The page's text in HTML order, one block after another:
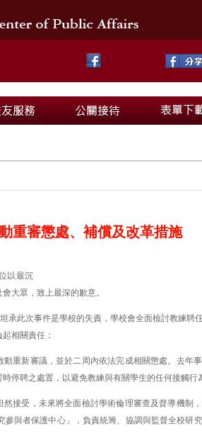
重審懲處、補償及改革措施
以最沉
大眾，致上最深的歉意。
承此次事件是學校的失責，學校會全面檢討教練聘
相關責任：
重新審議，並於二周內依法完成相關懲處。去年
停聘之處置，以避免教練與有關學生的任何接觸行
接受，未來將全面檢討學術倫理審查及督導機制，
與者保護中心」，負責統籌、協調與監督全校研